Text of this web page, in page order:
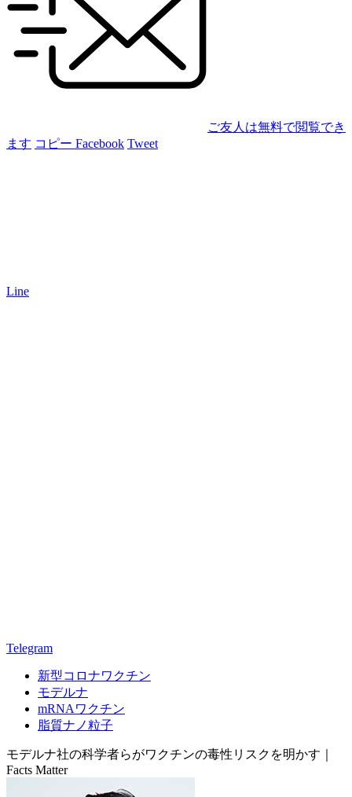
ご友人は無料で閲覧でき
ます コピー Facebook Tweet
Line
Telegram
新型コロナワクチン
モデルナ
mRNAワクチン
脂質ナノ粒子
モデルナ社の科学者らがワクチンの毒性リスクを明かす｜
Facts Matter